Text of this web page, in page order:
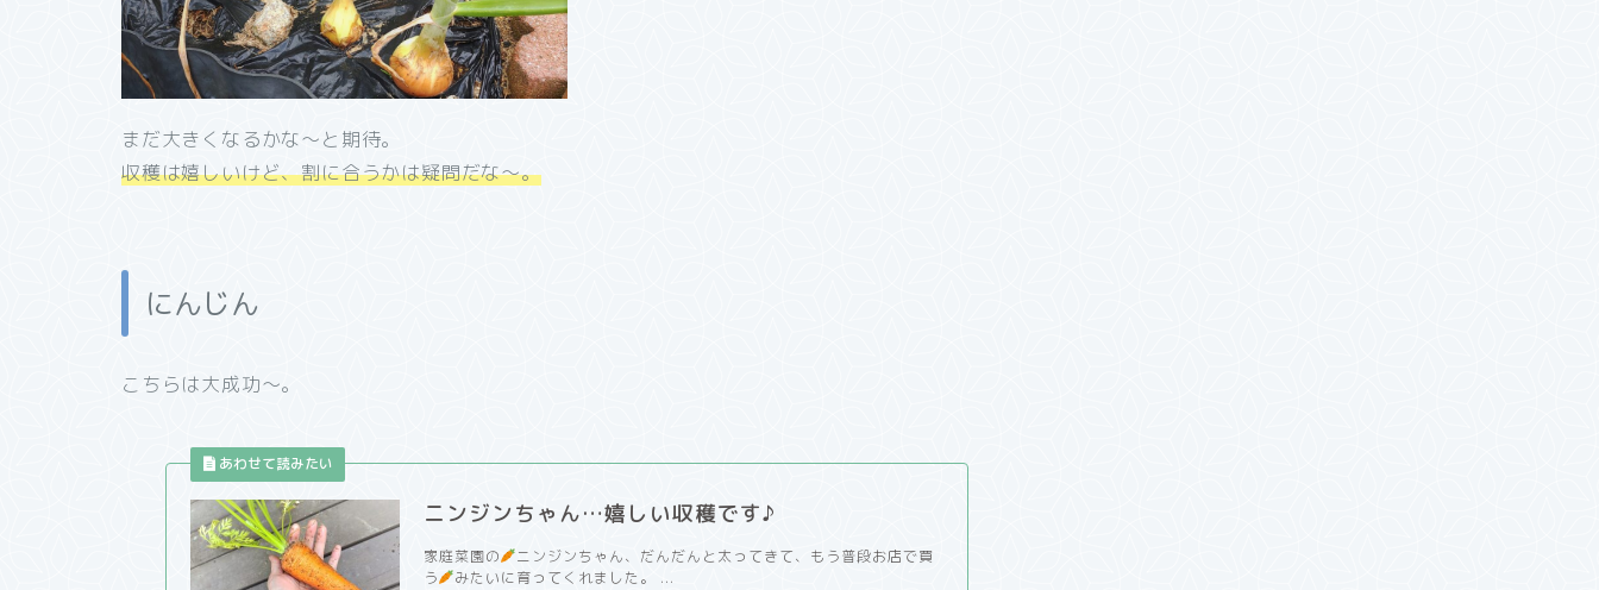
まだ大きくなるかな～と期待。
収穫は嬉しいけど、割に合うかは疑問だな～。
にんじん
こちらは大成功～。
ニンジンちゃん…嬉しい収穫です♪
家庭菜園の
ニンジンちゃん、だんだんと太ってきて、もう普段お店で買
う
みたいに育ってくれました。 ...